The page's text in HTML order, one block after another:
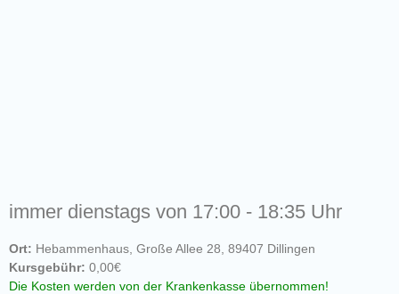
immer dienstags von 17:00 - 18:35 Uhr
Ort: Hebammenhaus, Große Allee 28, 89407 Dillingen
Kursgebühr: 0,00€
Die Kosten werden von der Krankenkasse übernommen!